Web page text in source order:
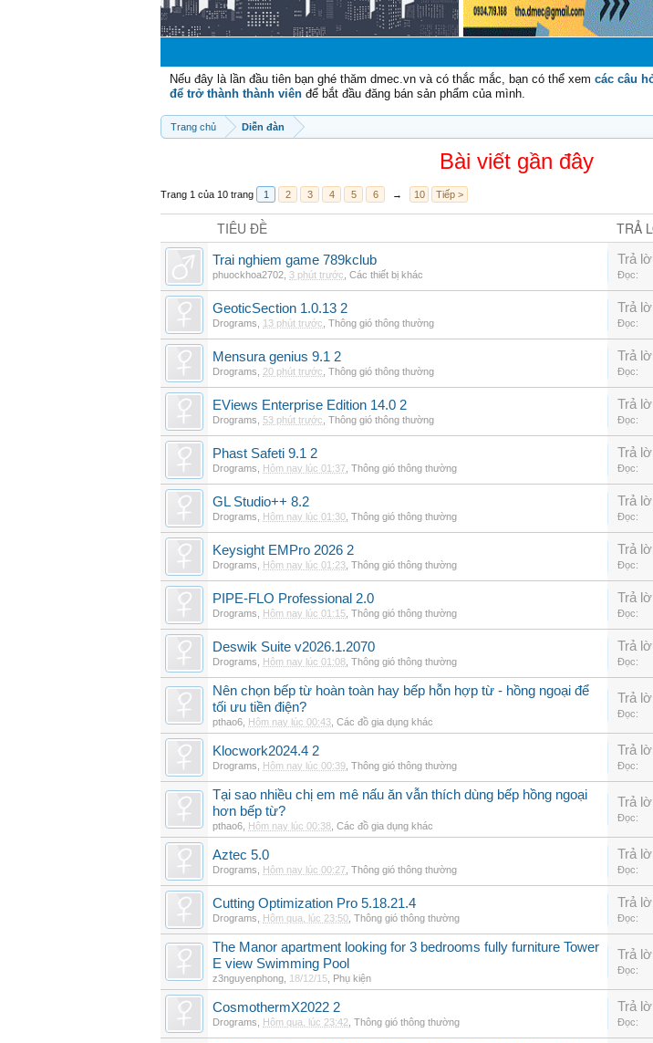
Chào
Nếu đây là lần đầu tiên bạn ghé thăm dmec.vn và có thắc mắc, bạn có thể xem các câu
để trở thành thành viên để bắt đầu đăng bán sản phẩm của mình.
Trang chủ Diễn đàn
Bài viết gần đây
Trang 1 của 10 trang 1 2 3 4 5 6 → 10 Tiếp >
TIÊU ĐỀ TRẢ
Trai nghiem game 789kclub
phuockhoa2702 3 phút trước Các thiết bị khác
Trả
Đọc:
GeoticSection 1.0.13 2
Drograms 13 phút trước Thông gió thông thường
Trả
Đọc:
Mensura genius 9.1 2
Drograms 20 phút trước Thông gió thông thường
Trả
Đọc:
EViews Enterprise Edition 14.0 2
Drograms 53 phút trước Thông gió thông thường
Trả
Đọc:
Phast Safeti 9.1 2
Drograms Hôm nay lúc 01:37 Thông gió thông thường
Trả
Đọc:
GL Studio++ 8.2
Drograms Hôm nay lúc 01:30 Thông gió thông thường
Trả
Đọc:
Keysight EMPro 2026 2
Drograms Hôm nay lúc 01:23 Thông gió thông thường
Trả
Đọc:
PIPE-FLO Professional 2.0
Drograms Hôm nay lúc 01:15 Thông gió thông thường
Trả
Đọc:
Deswik Suite v2026.1.2070
Drograms Hôm nay lúc 01:08 Thông gió thông thường
Trả
Đọc:
Nên chọn bếp từ hoàn toàn hay bếp hỗn hợp từ - hồng ngoại để
tối ưu tiền điện?
pthao6 Hôm nay lúc 00:43 Các đồ gia dụng khác
Trả
Đọc:
Klocwork2024.4 2
Drograms Hôm nay lúc 00:39 Thông gió thông thường
Trả
Đọc:
Tại sao nhiều chị em mê nấu ăn vẫn thích dùng bếp hồng ngoại
hơn bếp từ?
pthao6 Hôm nay lúc 00:38 Các đồ gia dụng khác
Trả
Đọc:
Aztec 5.0
Drograms Hôm nay lúc 00:27 Thông gió thông thường
Trả
Đọc:
Cutting Optimization Pro 5.18.21.4
Drograms Hôm qua, lúc 23:50 Thông gió thông thường
Trả
Đọc:
The Manor apartment looking for 3 bedrooms fully furniture Tower
E view Swimming Pool
z3nguyenphong 18/12/15 Phụ kiện
Trả
Đọc:
CosmothermX2022 2
Drograms Hôm qua, lúc 23:42 Thông gió thông thường
Trả
Đọc: